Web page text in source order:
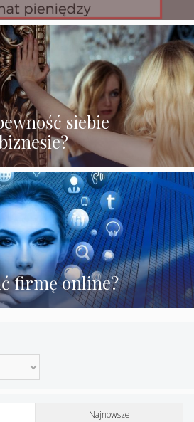
siebie
firmę online?
Najnowsze